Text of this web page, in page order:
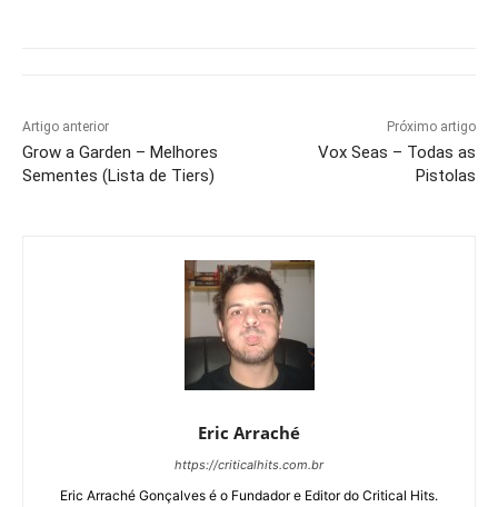
Artigo anterior
Grow a Garden – Melhores
Sementes (Lista de Tiers)
Próximo artigo
Vox Seas – Todas as
Pistolas
Eric Arraché
https://criticalhits.com.br
Eric Arraché Gonçalves é o Fundador e Editor do Critical Hits.